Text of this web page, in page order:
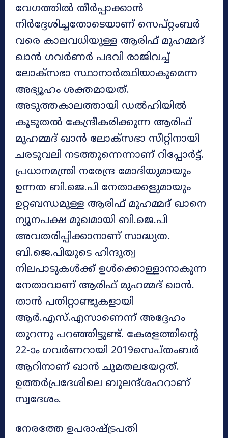
വേഗത്തിൽ തീർപ്പാക്കാൻ
നിർദ്ദേശിച്ചതോടെയാണ് സെപ്റ്റംബർ
വരെ കാലവധിയുള്ള ആരിഫ് മുഹമ്മദ്
ഖാൻ ​ഗവർണർ പദവി രാജിവച്ച്
ലോക്സഭാ സ്ഥാനാർത്ഥിയാകുമെന്ന
അഭ്യൂഹം ശക്തമായത്.
അടുത്തകാലത്തായി ഡൽഹിയിൽ
കൂടുതൽ കേന്ദ്രീകരിക്കുന്ന ആരിഫ്
മുഹമ്മദ് ഖാൻ ലോക്സഭാ സീറ്റിനായി
ചരടുവലി നടത്തുന്നെന്നാണ് റിപ്പോർട്ട്.
പ്രധാനമന്ത്രി നരേന്ദ്ര മോദിയുമായും
ഉന്നത ബി.ജെ.പി നേതാക്കളുമായും
ഉറ്റബന്ധമുള്ള ആരിഫ് മുഹമ്മദ് ഖാനെ
ന്യൂനപക്ഷ മുഖമായി ബി.ജെ.പി
അവതരിപ്പിക്കാനാണ് സാദ്ധ്യത.
ബി.ജെ.പിയുടെ ഹിന്ദുത്വ
നിലപാടുകൾക്ക് ഉൾക്കൊള്ളാനാകുന്ന
നേതാവാണ് ആരിഫ് മുഹമ്മദ് ഖാൻ.
താൻ പതിറ്റാണ്ടുകളായി
ആർ.എസ്.എസാണെന്ന് അദ്ദേഹം
തുറന്നു പറഞ്ഞിട്ടുണ്ട്. കേരളത്തിന്റെ
22-ാം ഗവർണറായി 2019സെപ്തംബർ
ആറിനാണ് ഖാൻ ചുമതലയേറ്റത്.
ഉത്തർപ്രദേശിലെ ബുലന്ദ്ശഹറാണ്
സ്വദേശം.
നേരത്തേ ഉപരാഷ്ട്രപതി